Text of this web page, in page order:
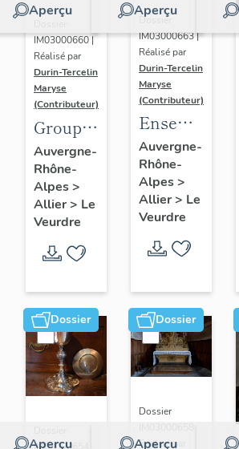
Aperçu
IM03000660 |
Réalisé par
Durin-Tercelin
Maryse
(Contributeur)
Groupe
sculpté :
Education
de la
Vierge
Auvergne-
Rhône-
Alpes>
Allier> Le
Veurdre
Aperçu
Dossier
IM03000663 |
Réalisé par
Durin-Tercelin
Maryse
(Contributeur)
Ensemble
de deux
verrières
Auvergne-
Rhône-
Alpes>
Allier> Le
Veurdre
Dossier
Aperçu
Dossier
Aperçu
Dossier
Réalisé par